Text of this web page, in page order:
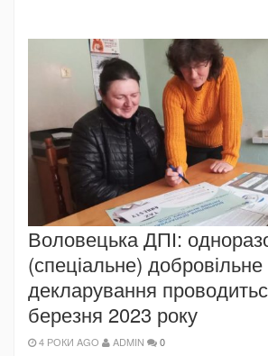
Воловецька ДПІ:
(спеціальне) добровільне
декларування
березня 2023 року
4 РОКИ AGO ADMIN 0